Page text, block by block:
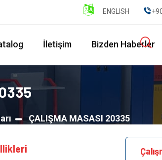
ENGLISH "
İletişim Bizden Haberler
ÇALIŞMA MASASI 20335